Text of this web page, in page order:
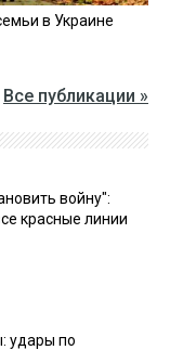
в Украине
Все публикации »
войну":
красные линии
удары по